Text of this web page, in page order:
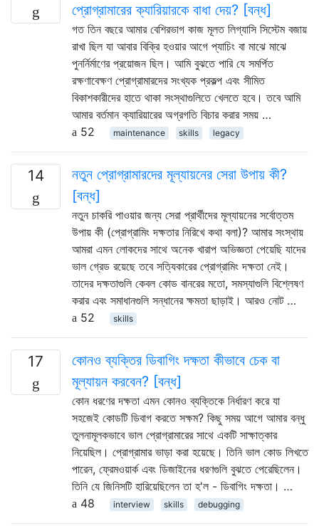
প্রোগ্রামারের ক্যারিয়ারকে বাধা দেয়? [বন্ধ]
গত তিন বছরে আমার বেশিরভাগ কাজ মূলত লিগ্যাসি সিস্টেম বজায়
রাখা ছিল যা আবার বিক্রি হওয়ার আগে প্যাচিং বা মাঝে মাঝে
পুনর্নির্মাণের প্রয়োজন ছিল। আমি বুঝতে পারি যে সমর্পিত
রক্ষণাবেক্ষণ প্রোগ্রামারদের সংখ্যক প্রকল্প এবং সীমিত
বিকাশকারীদের হাতে থাকা সংস্থাগুলিতে খেলতে হবে। তবে আমি
আমার বর্তমান ক্যারিয়ারের অগ্রগতি বিচার করার সময় …
52
maintenance skills legacy
14
নতুন প্রোগ্রামারদের মূল্যায়নের সেরা উপায় কী?
[বন্ধ]
নতুন চাকরি পাওয়ার জন্য সেরা প্রার্থীদের মূল্যায়নের সর্বোত্তম
উপায় কী (প্রোগ্রামিং দক্ষতার নিরিখে কথা বলা)? আমার সংস্থায়
আমরা এমন লোকদের সাথে অনেক খারাপ অভিজ্ঞতা পেয়েছি যাদের
ভাল গ্রেড রয়েছে তবে সত্যিকারের প্রোগ্রামিং দক্ষতা নেই।
তাদের দক্ষতাগুলি কেবল কোড বানরের মতো, সমস্যাগুলি বিশ্লেষণ
করার এবং সমাধানগুলি সন্ধানের ক্ষমতা ছাড়াই। আরও নোট …
52
skills
17
কোনও ব্যক্তির ডিবাগিং দক্ষতা কীভাবে চেক বা
মূল্যায়ন করবেন? [বন্ধ]
কোন ধরণের দক্ষতা এমন কোনও ব্যক্তিকে নির্ধারণ করে যা
সহজেই কোডটি ডিবাগ করতে সক্ষম? কিছু সময় আগে আমার বন্ধু
তুলনামূলকভাবে ভাল প্রোগ্রামারের সাথে একটি সাক্ষাত্কার
নিয়েছিল। প্রোগ্রামার ভাড়া করা হয়েছে। তিনি ভাল কোড লিখতে
পারেন, ফ্রেমওয়ার্ক এবং ডিজাইনের ধরণগুলি বুঝতে পেরেছিলেন।
তিনি যে জিনিসটি হারিয়েছিলেন তা হ'ল - ডিবাগিং দক্ষতা। …
48
interview skills debugging